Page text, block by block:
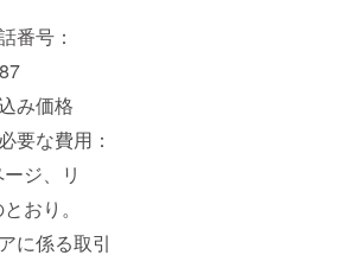
番号：
み価格
要な費用：
ジ、リ
おり。
に係る取引